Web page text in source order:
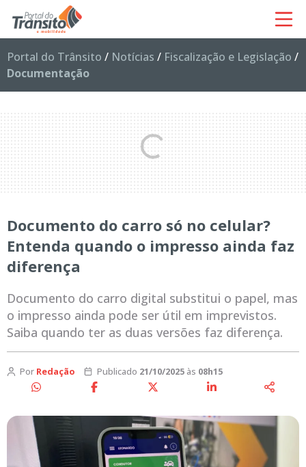
Portal do Trânsito / Notícias / Fiscalização e Legislação /
Documentação
Documento do carro só no celular?
Entenda quando o impresso ainda faz
diferença
Documento do carro digital substitui o papel, mas
o impresso ainda pode ser útil em imprevistos.
Saiba quando ter as duas versões faz diferença.
Por Redação Publicado 21/10/2025às 08h15